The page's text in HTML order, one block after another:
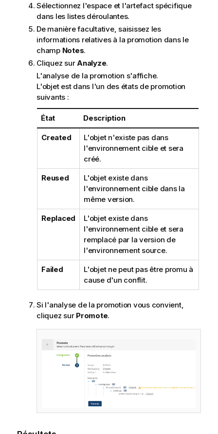
Sélectionnez l'espace et l'artefact spécifique
dans les listes déroulantes.
De manière facultative, saisissez les
informations relatives à la promotion dans le
champ Notes.
Cliquez surAnalyze.
L'analyse de la promotion s'affiche.
L'objet est dans l'un des états de promotion
suivants :
État Description
Created
L'objet n'existe pas dans
l'environnement cible et sera
créé.
Reused
L'objet existe dans
l'environnement cible dans la
même version.
Replaced
L'objet existe dans
l'environnement cible et sera
remplacé par la version de
l'environnement source.
Failed
L'objet ne peut pas être promu à
cause d'un conflit.
Si l'analyse de la promotion vous convient,
cliquez sur Promote.